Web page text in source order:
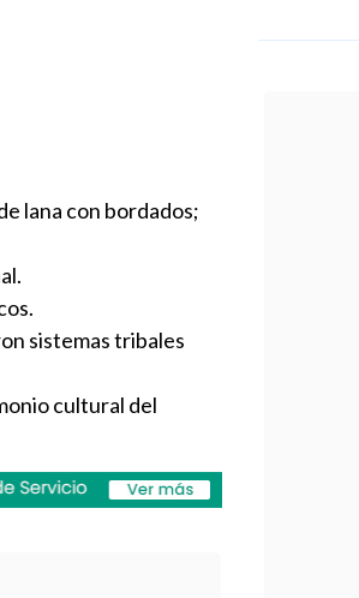
lana con bordados;
sistemas tribales
cultural del